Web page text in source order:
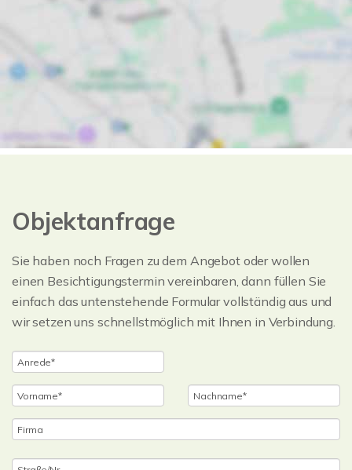
Objektanfrage
Sie haben noch Fragen zu dem Angebot oder wollen
einen Besichtigungstermin vereinbaren, dann füllen Sie
einfach das untenstehende Formular vollständig aus und
wir setzen uns schnellstmöglich mit Ihnen in Verbindung.